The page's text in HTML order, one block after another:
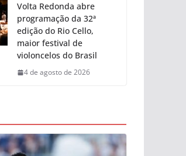
Volta Redonda abre
programação da 32ª
edição do Rio Cello,
maior festival de
violoncelos do Brasil
4 de agosto de 2026